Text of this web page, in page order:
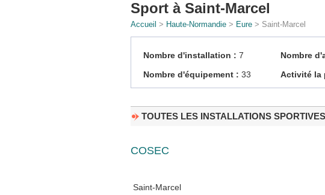
Sport à Saint-Marcel
Accueil > Haute-Normandie> Eure> Saint-Marcel
Nombre d'installation : 7
Nombre d'équipement : 33
Nombre
Activité la
TOUTES LES INSTALLATIONS SPORTIVES
COSEC
Saint-Marcel